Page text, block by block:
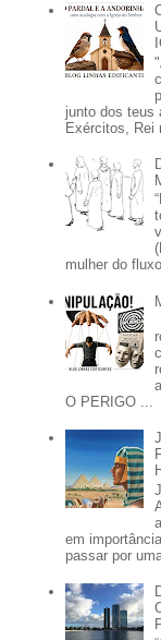
junto dos teus
Exércitos, Rei
mulher do
O PERIGO ...
em
passar por